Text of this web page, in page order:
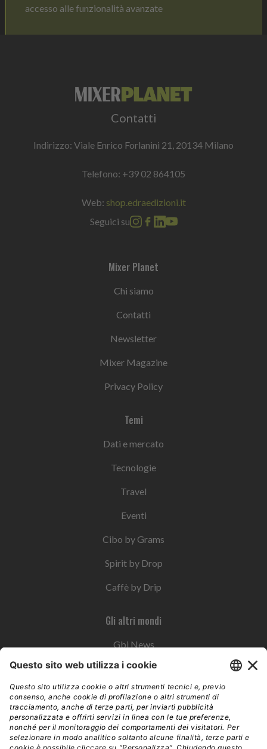
accesso alle funzionalità avanzate
Contatti
Indirizzo: Viale Enrico Forlanini 21, 20134 Milano
Telefono: +39 02 864105
Web: shop.edraedizioni.it
Seguici su
Mixer Planet
Chi siamo
Contatti
Newsletter
Mixer Magazine
Privacy Policy
Temi
Dati e mercato
Tecnologie
Travel
Eventi
Cibo by Grams
Spirit by Drop
Caffè by Drip
Gli altri mondi
Gbi News
Instoremag
Esplora il gruppo
Edra Edizioni